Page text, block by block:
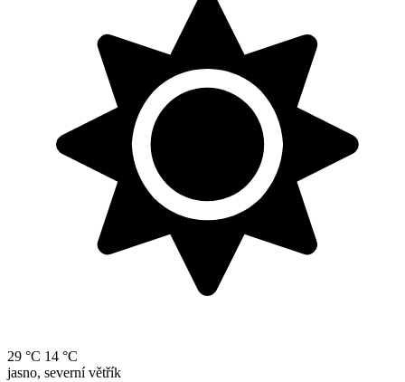
29 °C 14 °C
jasno, severní větřík